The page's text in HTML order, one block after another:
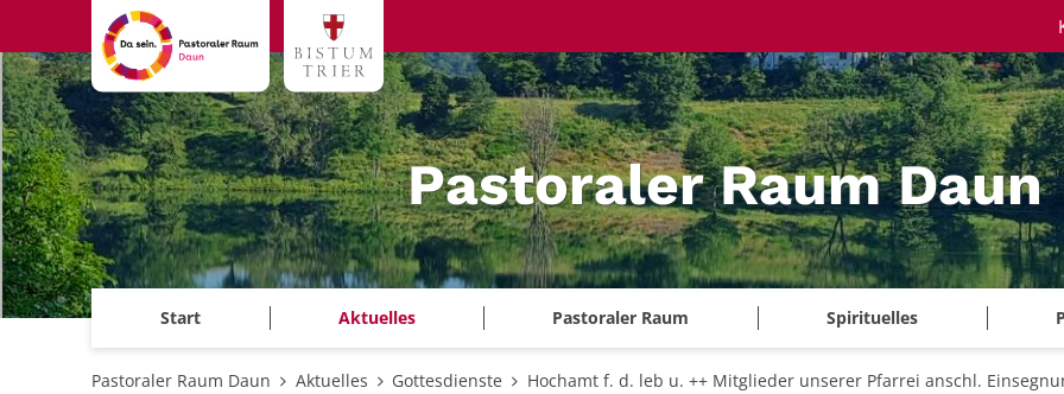
Zum Inhalt springen
Pastoraler Raum Daun
Start Aktuelles Pastoraler Raum Spirituelles
Pastoraler Raum Daun Aktuelles Gottesdienste Hochamt f. d. leb u. ++ Mitglieder unserer Pfarrei anschl.